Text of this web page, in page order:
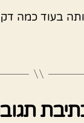
בעוד כמה